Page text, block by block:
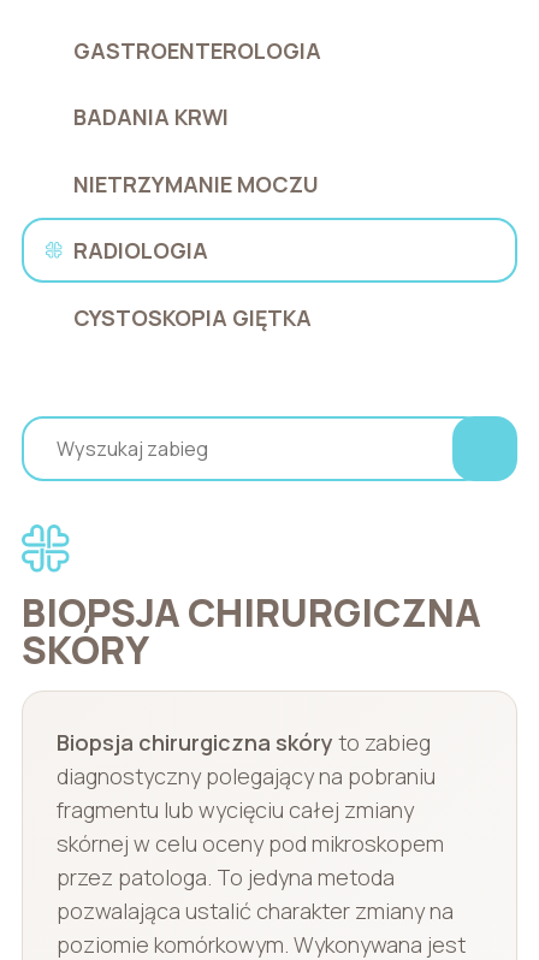
GASTROENTEROLOGIA
BADANIA KRWI
NIETRZYMANIE MOCZU
RADIOLOGIA
CYSTOSKOPIA GIĘTKA
BIOPSJA CHIRURGICZNA
SKÓRY
Biopsja chirurgiczna skóry to zabieg
diagnostyczny polegający na pobraniu
fragmentu lub wycięciu całej zmiany
skórnej w celu oceny pod mikroskopem
przez patologa. To jedyna metoda
pozwalająca ustalić charakter zmiany na
poziomie komórkowym. Wykonywana jest